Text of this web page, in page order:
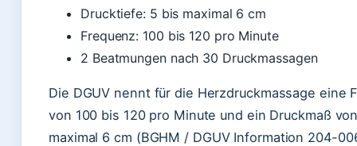
Drucktiefe: 5 bis maximal 6 cm
Frequenz: 100 bis 120 pro Minute
2 Beatmungen nach 30 Druckmassagen
Die DGUV nennt für die Herzdruckmassage eine
von 100 bis 120 pro Minute und ein Druckmaß
maximal 6 cm (BGHM / DGUV Information 204-